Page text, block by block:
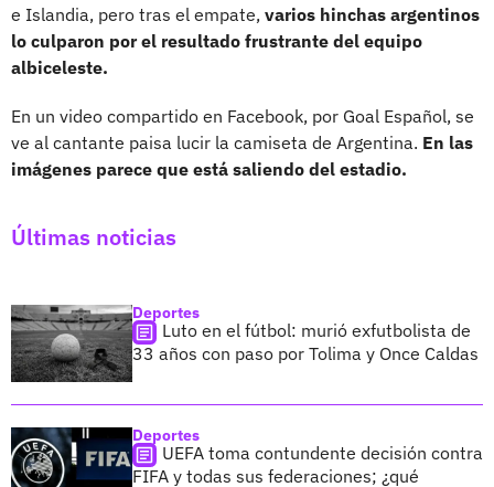
e Islandia, pero tras el empate, varios hinchas argentinos
lo culparon por el resultado frustrante del equipo
albiceleste.
En un video compartido en Facebook, por Goal Español, se
ve al cantante paisa lucir la camiseta de Argentina. En las
imágenes parece que está saliendo del estadio.
Últimas noticias
Deportes
Luto en el fútbol: murió exfutbolista de
33 años con paso por Tolima y Once Caldas
Deportes
UEFA toma contundente decisión contra
FIFA y todas sus federaciones; ¿qué